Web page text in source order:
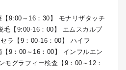
9:00～16：30】 モナリザタッチ
毛【9:00-16：00】 エムスカルプ
ラ【9：00-16：00】 ハイフ
【9：00～16：00】 インフルエン
モグラフィー検査【9：00～12：